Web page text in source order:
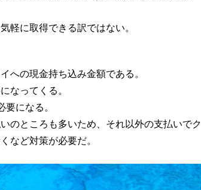
軽に取得できる訳ではない。
への現金持ち込み金額である。
なってくる。
になる。
のところも多いため、それ以外の支払いでク
など対策が必要だ。